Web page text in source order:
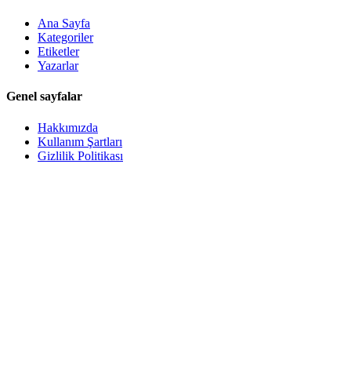
Ana Sayfa
Kategoriler
Etiketler
Yazarlar
Genel sayfalar
Hakkımızda
Kullanım Şartları
Gizlilik Politikası